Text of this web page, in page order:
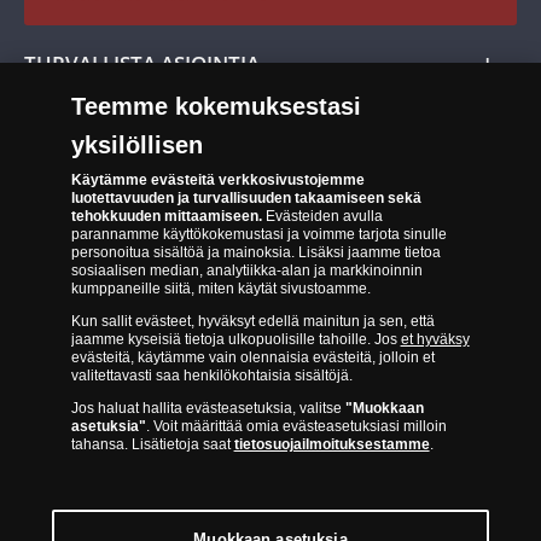
Evästeet Suomen Monetan verkkokaupassa
Tuotteiden toimittaminen
Palautusoikeus
Tee peruutusilmoitus
Saavutettavuusseloste
TURVALLISTA ASIOINTIA
Turvallinen kumppani
Aitous- ja laatutakuu
14 päivän palautusoikeus
johtaville rahapajoille ja keskuspankeille, kuten Norjan rahapaja,
Britannian kuninkaallinen rahapaja, Ranskan rahapaja, Kanadan
kuninkaallinen rahapaja, Australian kuninkaallinen rahapaja, Etelä-
Teemme kokemuksestasi
yksilöllisen
Käytämme evästeitä verkkosivustojemme
luotettavuuden ja turvallisuuden takaamiseen sekä
tehokkuuden mittaamiseen.Evästeiden avulla
parannamme käyttökokemustasi ja voimme tarjota sinulle
personoitua sisältöä ja mainoksia. Lisäksi jaamme tietoa
sosiaalisen median, analytiikka-alan ja markkinoinnin
kumppaneille siitä, miten käytät sivustoamme.
Kun sallit evästeet, hyväksyt edellä mainitun ja sen, että
jaamme kyseisiä tietoja ulkopuolisille tahoille. Jos et hyväksy
evästeitä, käytämme vain olennaisia evästeitä, jolloin et
valitettavasti saa henkilökohtaisia sisältöjä.
Jos haluat hallita evästeasetuksia, valitse "Muokkaan
asetuksia". Voit määrittää omia evästeasetuksiasi milloin
tahansa. Lisätietoja saattietosuojailmoituksestamme.